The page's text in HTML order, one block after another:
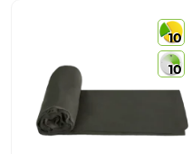
10
10